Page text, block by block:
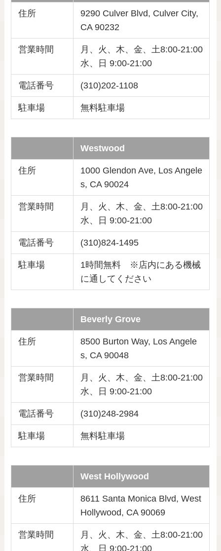
住所
9290 Culver Blvd, Culver City,
CA 90232
営業時間
月、火、木、金、土8:00-21:00
水、日 9:00-21:00
電話番号 (310)202-1108
駐車場 無料駐車場
Westwood
住所
1000 Glendon Ave, Los Angele
s, CA 90024
営業時間
月、火、木、金、土8:00-21:00
水、日 9:00-21:00
電話番号 (310)824-1495
駐車場
1時間無料 ※店内にある機械
に通してください
Beverly Grove
住所
8500 Burton Way, Los Angele
s, CA 90048
営業時間
月、火、木、金、土8:00-21:00
水、日 9:00-21:00
電話番号 (310)248-2984
駐車場 無料駐車場
West Hollywood
住所
8611 Santa Monica Blvd, West
Hollywood, CA 90069
営業時間
月、火、木、金、土8:00-21:00
水、日 9:00-21:00